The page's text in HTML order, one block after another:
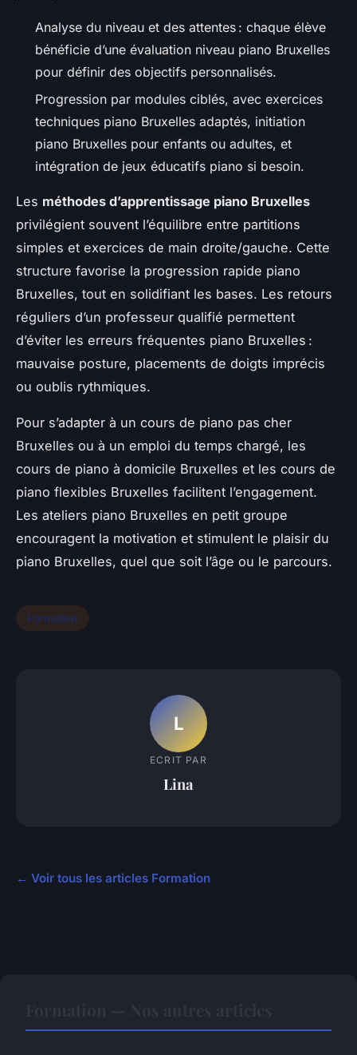
Analyse du niveau et des attentes : chaque élève
bénéficie d’une évaluation niveau piano Bruxelles
pour définir des objectifs personnalisés.
Progression par modules ciblés, avec exercices
techniques piano Bruxelles adaptés, initiation
piano Bruxelles pour enfants ou adultes, et
intégration de jeux éducatifs piano si besoin.
Les méthodes d’apprentissage piano Bruxelles
privilégient souvent l’équilibre entre partitions
simples et exercices de main droite/gauche. Cette
structure favorise la progression rapide piano
Bruxelles, tout en solidifiant les bases. Les retours
réguliers d’un professeur qualifié permettent
d’éviter les erreurs fréquentes piano Bruxelles :
mauvaise posture, placements de doigts imprécis
ou oublis rythmiques.
Pour s’adapter à un cours de piano pas cher
Bruxelles ou à un emploi du temps chargé, les
cours de piano à domicile Bruxelles et les cours de
piano flexibles Bruxelles facilitent l’engagement.
Les ateliers piano Bruxelles en petit groupe
encouragent la motivation et stimulent le plaisir du
piano Bruxelles, quel que soit l’âge ou le parcours.
Formation
L
ECRIT PAR
Lina
← Voir tous les articles Formation